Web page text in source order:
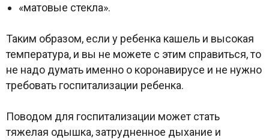
«матовые стекла».
Таким образом, если у ребенка кашель и высокая
температура, и вы не можете с этим справиться, то
не надо думать именно о коронавирусе и не нужно
требовать госпитализации ребенка.
Поводом для госпитализации может стать
тяжелая одышка, затрудненное дыхание и